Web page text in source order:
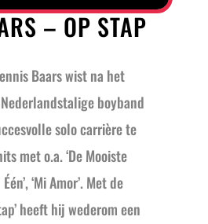
– OP STAP
Baars wist na het
boyband
solo carrière te
met o.a. ‘De Mooiste
‘Mi Amor’. Met de
heeft hij wederom een